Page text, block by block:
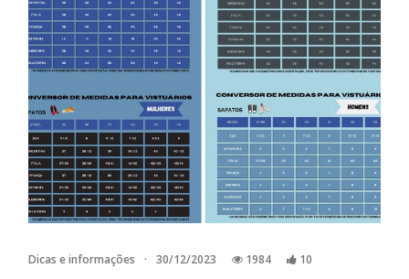
Dicas e informações · 30/12/2023 1984 10